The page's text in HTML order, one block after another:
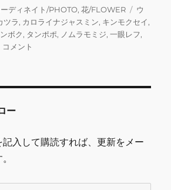
e m
bl
ai
l
ーディネイト/PHOTO,花/FLOWER
タ
グ
ウ
ツラ, カロライナジャスミン, キンモクセイ,
ボク, タンポポ, ノムラモミジ,一眼レフ,
PHOTO
コメント
ー
入して購読すれば、更新をメー